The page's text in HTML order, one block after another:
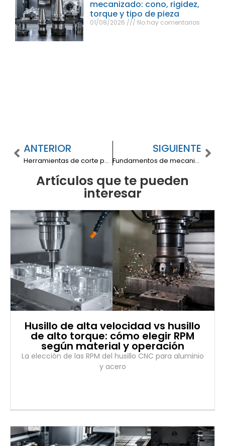
mecanizado: cono, rigidez,
torque y tipo de pieza
01/08/2026 No hay comentarios
ANTERIOR
Herramientas de corte para mecanizado: ¿Cómo elegir las mejores?
SIGUIENTE
Fundamentos de mecanizado: Principios clave para optimizar procesos
Artículos que te pueden
interesar
Husillo de alta velocidad vs husillo
de alto torque: cómo elegir RPM
según material y operación
La elección de las RPM del husillo CNC para aluminio
y acero